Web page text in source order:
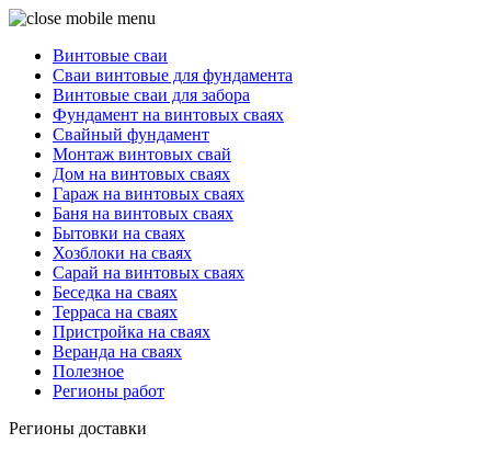
Винтовые сваи
Сваи винтовые для фундамента
Винтовые сваи для забора
Фундамент на винтовых сваях
Свайный фундамент
Монтаж винтовых свай
Дом на винтовых сваях
Гараж на винтовых сваях
Баня на винтовых сваях
Бытовки на сваях
Хозблоки на сваях
Сарай на винтовых сваях
Беседка на сваях
Терраса на сваях
Пристройка на сваях
Веранда на сваях
Полезное
Регионы работ
Регионы доставки